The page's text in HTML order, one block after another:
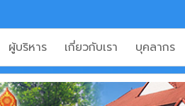
ผู้บริหาร เกี่ยวกับเรา บุคลากร